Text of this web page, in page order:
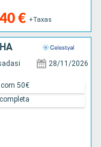
€ +Taxas
28/11/2026
com 50€